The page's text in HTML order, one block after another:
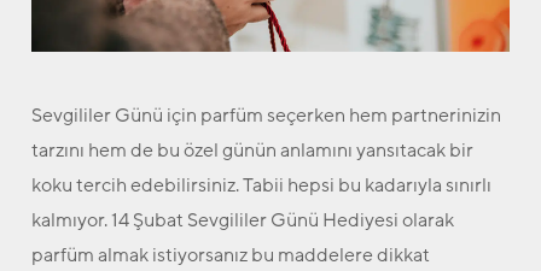
Sevgililer Günü için parfüm seçerken hem partnerinizin
tarzını hem de bu özel günün anlamını yansıtacak bir
koku tercih edebilirsiniz. Tabii hepsi bu kadarıyla sınırlı
kalmıyor. 14 Şubat Sevgililer Günü Hediyesi olarak
parfüm almak istiyorsanız bu maddelere dikkat